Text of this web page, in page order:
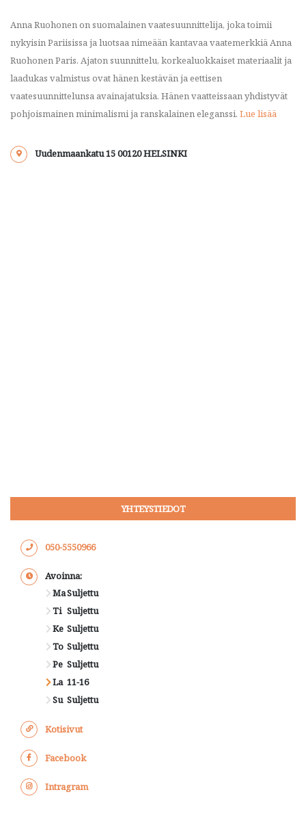
Anna Ruohonen on suomalainen vaatesuunnittelija, joka toimii
nykyisin Pariisissa ja luotsaa nimeään kantavaa vaatemerkkiä Anna
Ruohonen Paris. Ajaton suunnittelu, korkealuokkaiset materiaalit ja
laadukas valmistus ovat hänen kestävän ja eettisen
vaatesuunnittelunsa avainajatuksia. Hänen vaatteissaan yhdistyvät
pohjoismainen minimalismi ja ranskalainen eleganssi. Lue lisää
Uudenmaankatu 15 00120 HELSINKI
YHTEYSTIEDOT
050-5550966
Avoinna:
MaSuljettu
Ti Suljettu
Ke Suljettu
To Suljettu
Pe Suljettu
La 11-16
Su Suljettu
Kotisivut
Facebook
Intragram